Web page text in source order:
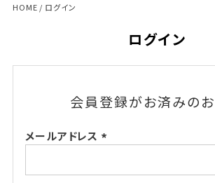
HOME ログイン
ログイン
会員登録がお済みの
メールアドレス
須)